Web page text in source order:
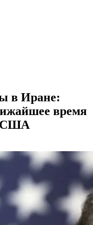
в Иране:
время
США